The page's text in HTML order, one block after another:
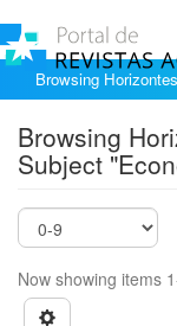
Browsing
Browsing
Subject
Now showing items